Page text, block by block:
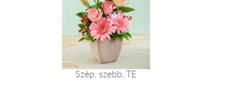
Szép, szebb, TE